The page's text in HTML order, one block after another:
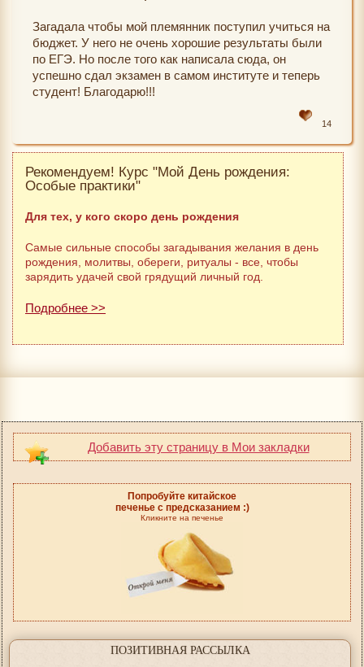
Загадала чтобы мой племянник поступил учиться на
бюджет. У него не очень хорошие результаты были
по ЕГЭ. Но после того как написала сюда, он
успешно сдал экзамен в самом институте и теперь
студент! Благодарю!!!
14
Рекомендуем! Курс "Мой День рождения:
Особые практики"
Для тех, у кого скоро день рождения
Самые сильные способы загадывания желания в день
рождения, молитвы, обереги, ритуалы - все, чтобы
зарядить удачей свой грядущий личный год.
Подробнее >>
Добавить эту страницу в Мои закладки
Попробуйте китайское
печенье с предсказанием :)
Кликните на печенье
ПОЗИТИВНАЯ РАССЫЛКА